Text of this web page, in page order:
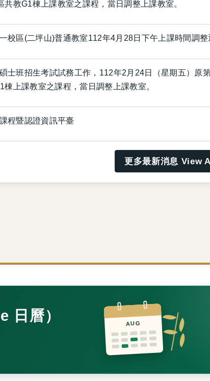
共教G1棟上課教室之課程，當日調整上課教室。
校區(二坪山)普通教室112年4月28日下午上課時間調整
士班招生考試試務工作，112年2月24日（星期五）原
棟上課教室之課程，當日調整上課教室。
程暨認證資訊平臺
更多最新消息 View
日曆） AUG